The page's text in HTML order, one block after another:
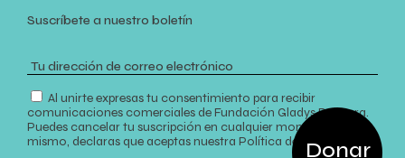
Suscríbete a nuestro boletín
Al unirte expresas tu consentimiento para recibir
comunicaciones comerciales de Fundación Gladys Palmera.
Puedes cancelar tu suscripción en cualquier momento. Así
mismo, declaras que aceptas nuestra Política de Privacidad
Donar